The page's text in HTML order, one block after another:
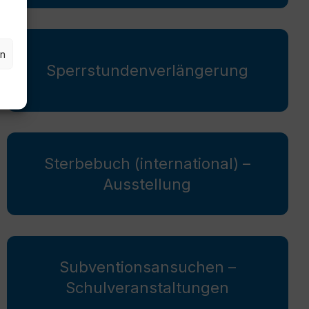
Sperrstundenverlängerung
Sterbebuch (international) –
Ausstellung
Subventionsansuchen –
Schulveranstaltungen